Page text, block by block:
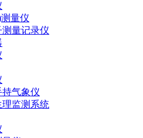
量仪
量记录仪
气象仪
理监测系统